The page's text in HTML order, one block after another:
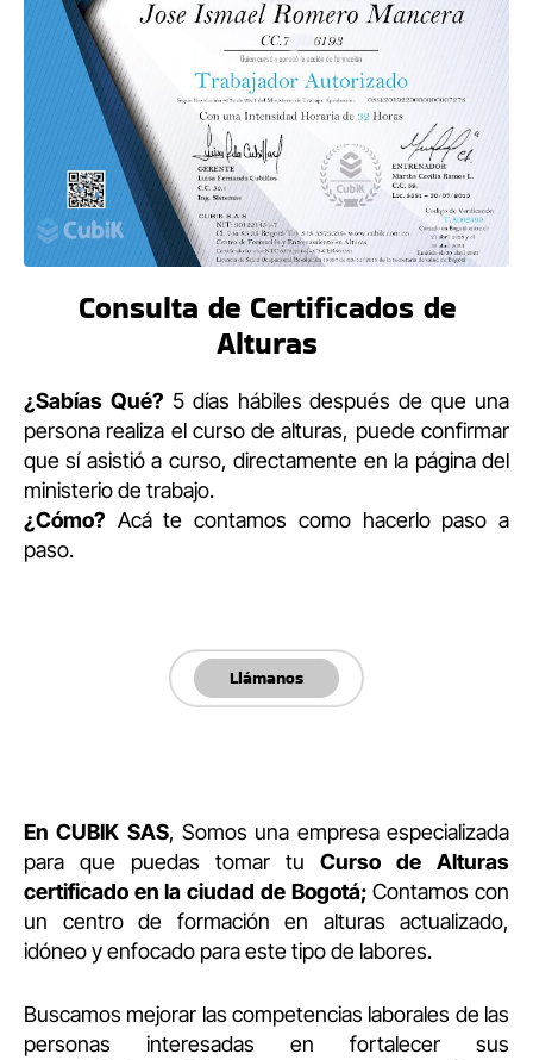
Consulta de Certificados de
Alturas
¿Sabías Qué? 5 días hábiles después de que una
persona realiza el curso de alturas, puede confirmar
que sí asistió a curso, directamente en la página del
ministerio de trabajo.
¿Cómo? Acá te contamos como hacerlo paso a
paso.
Llámanos
En CUBIK SAS, Somos una empresa especializada
para que puedas tomar tu Curso de Alturas
certificado en la ciudad de Bogotá; Contamos con
un centro de formación en alturas actualizado,
idóneo y enfocado para este tipo de labores.
Buscamos mejorar las competencias laborales de las
personas interesadas en fortalecer sus